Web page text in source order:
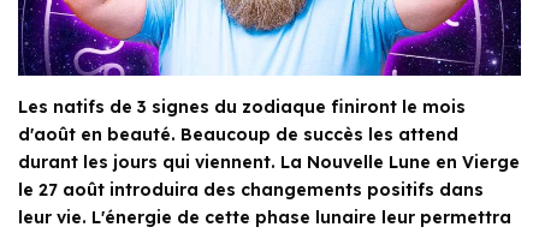
Les natifs de 3 signes du zodiaque finiront le mois
d'août en beauté. Beaucoup de succès les attend
durant les jours qui viennent. La Nouvelle Lune en Vierge
le 27 août introduira des changements positifs dans
leur vie. L'énergie de cette phase lunaire leur permettra